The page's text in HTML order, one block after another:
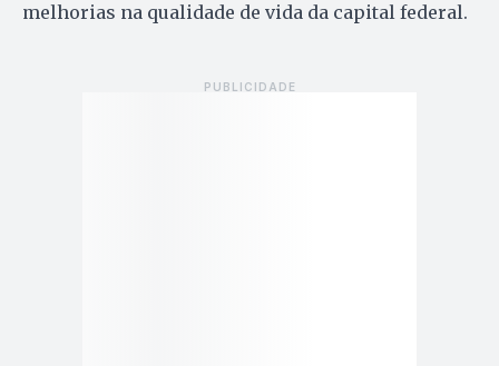
melhorias na qualidade de vida da capital federal.